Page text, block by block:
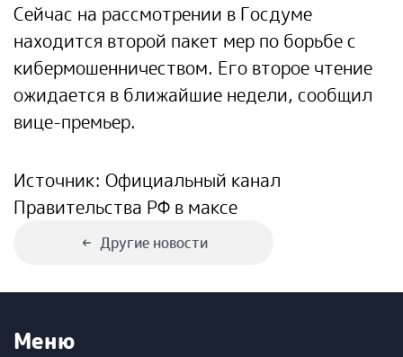
Сейчас на рассмотрении в Госдуме
находится второй пакет мер по борьбе с
кибермошенничеством. Его второе чтение
ожидается в ближайшие недели, сообщил
вице-премьер.
Источник: Официальный канал
Правительства РФ в максе
Другие новости
Меню